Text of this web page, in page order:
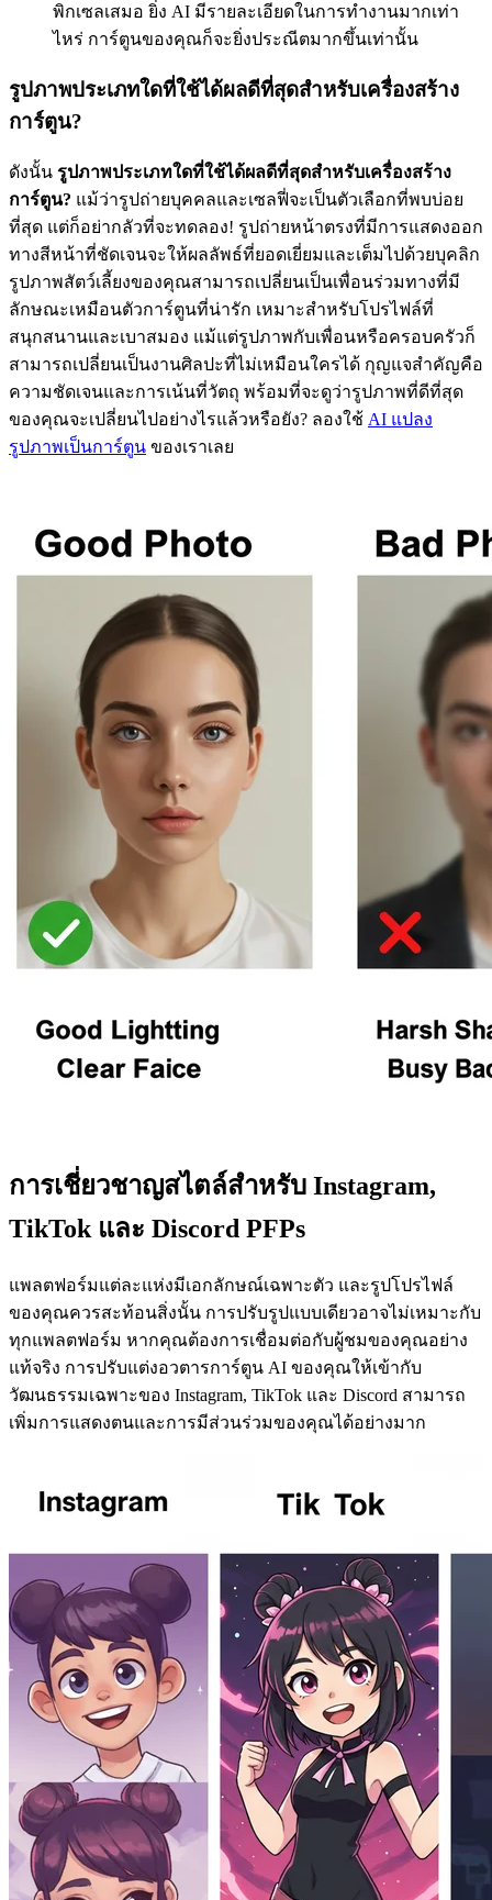
พิกเซลเสมอ ยิ่ง AI มีรายละเอียดในการทำงานมากเท่า
ไหร่ การ์ตูนของคุณก็จะยิ่งประณีตมากขึ้นเท่านั้น
รูปภาพประเภทใดที่ใช้ได้ผลดีที่สุดสำหรับเครื่องสร้าง
การ์ตูน?
ดังนั้น รูปภาพประเภทใดที่ใช้ได้ผลดีที่สุดสำหรับเครื่องสร้าง
การ์ตูน? แม้ว่ารูปถ่ายบุคคลและเซลฟี่จะเป็นตัวเลือกที่พบบ่อย
ที่สุด แต่ก็อย่ากลัวที่จะทดลอง! รูปถ่ายหน้าตรงที่มีการแสดงออก
ทางสีหน้าที่ชัดเจนจะให้ผลลัพธ์ที่ยอดเยี่ยมและเต็มไปด้วยบุคลิก
รูปภาพสัตว์เลี้ยงของคุณสามารถเปลี่ยนเป็นเพื่อนร่วมทางที่มี
ลักษณะเหมือนตัวการ์ตูนที่น่ารัก เหมาะสำหรับโปรไฟล์ที่
สนุกสนานและเบาสมอง แม้แต่รูปภาพกับเพื่อนหรือครอบครัวก็
สามารถเปลี่ยนเป็นงานศิลปะที่ไม่เหมือนใครได้ กุญแจสำคัญคือ
ความชัดเจนและการเน้นที่วัตถุ พร้อมที่จะดูว่ารูปภาพที่ดีที่สุด
ของคุณจะเปลี่ยนไปอย่างไรแล้วหรือยัง? ลองใช้ AI แปลง
รูปภาพเป็นการ์ตูน ของเราเลย
การเชี่ยวชาญสไตล์สำหรับ Instagram,
TikTok และ Discord PFPs
แพลตฟอร์มแต่ละแห่งมีเอกลักษณ์เฉพาะตัว และรูปโปรไฟล์
ของคุณควรสะท้อนสิ่งนั้น การปรับรูปแบบเดียวอาจไม่เหมาะกับ
ทุกแพลตฟอร์ม หากคุณต้องการเชื่อมต่อกับผู้ชมของคุณอย่าง
แท้จริง การปรับแต่งอวตารการ์ตูน AI ของคุณให้เข้ากับ
วัฒนธรรมเฉพาะของ Instagram, TikTok และ Discord สามารถ
เพิ่มการแสดงตนและการมีส่วนร่วมของคุณได้อย่างมาก